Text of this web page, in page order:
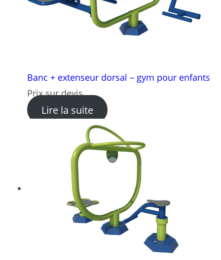
Banc + extenseur dorsal – gym pour enfants
Prix sur devis
Lire la suite: Banc + extenseur dorsal –